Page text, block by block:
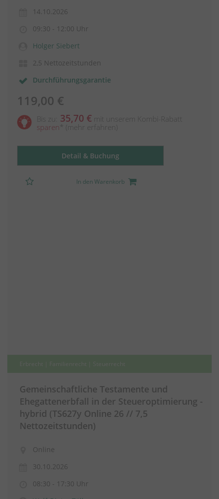
14.10.2026
09:30 - 12:00 Uhr
Holger Siebert
2,5 Nettozeitstunden
Durchführungsgarantie
119,00 €
Bis zu: 35,70 € mit unserem Kombi-Rabatt
sparen
(mehr erfahren)
Detail & Buchung
In den Warenkorb
Gemeinschaftliche Testamente und
Ehegattenerbfall in der Steueroptimierung -
hybrid (TS627y Online 26 // 7,5
Nettozeitstunden)
Online
30.10.2026
08:30 - 17:30 Uhr